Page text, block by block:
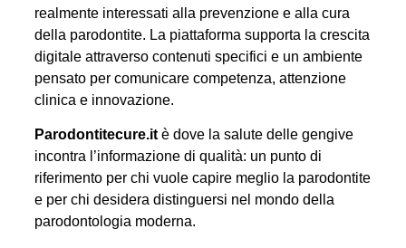
realmente interessati alla prevenzione e alla cura
della parodontite. La piattaforma supporta la crescita
digitale attraverso contenuti specifici e un ambiente
pensato per comunicare competenza, attenzione
clinica e innovazione.
Parodontitecure.it è dove la salute delle gengive
incontra l’informazione di qualità: un punto di
riferimento per chi vuole capire meglio la parodontite
e per chi desidera distinguersi nel mondo della
parodontologia moderna.